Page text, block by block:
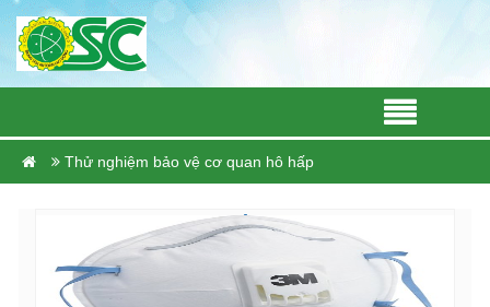
Thử nghiệm bảo vệ cơ quan hô hấp